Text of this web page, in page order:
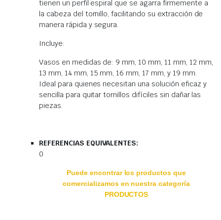
tienen un perfil espiral que se agarra firmemente a
la cabeza del tornillo, facilitando su extracción de
manera rápida y segura.
Incluye:
Vasos en medidas de: 9 mm, 10 mm, 11 mm, 12 mm,
13 mm, 14 mm, 15 mm, 16 mm, 17 mm, y 19 mm.
Ideal para quienes necesitan una solución eficaz y
sencilla para quitar tornillos difíciles sin dañar las
piezas.
REFERENCIAS EQUIVALENTES:
0
Puede encontrar los productos que
comercializamos en nuestra categoría
PRODUCTOS